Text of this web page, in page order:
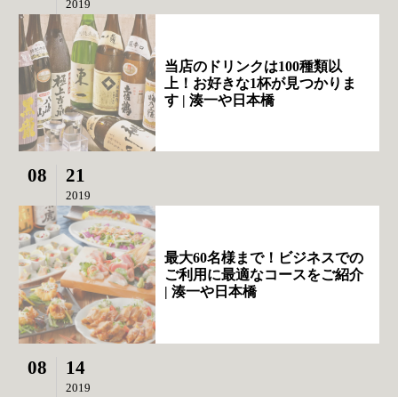
2019
当店のドリンクは100種類以
上！お好きな1杯が見つかりま
す | 湊一や日本橋
08 21
2019
最大60名様まで！ビジネスでの
ご利用に最適なコースをご紹介
| 湊一や日本橋
08 14
2019